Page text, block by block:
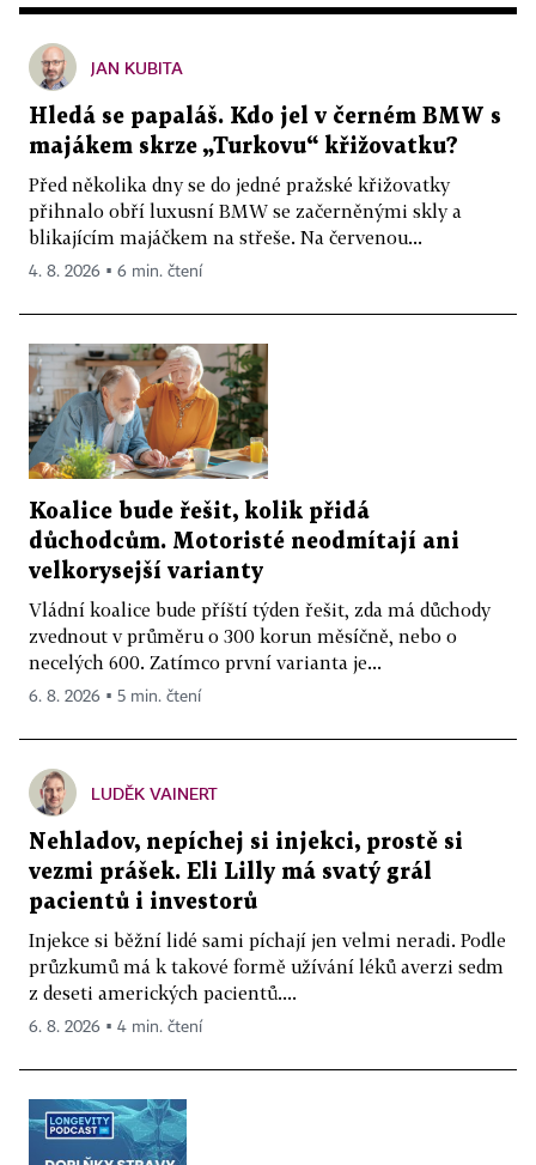
JAN KUBITA
Hledá se papaláš. Kdo jel v černém BMW s
majákem skrze „Turkovu“ křižovatku?
Před několika dny se do jedné pražské křižovatky
přihnalo obří luxusní BMW se začerněnými skly a
blikajícím majáčkem na střeše. Na červenou...
4. 8. 2026 ▪ 6 min. čtení
Koalice bude řešit, kolik přidá
důchodcům. Motoristé neodmítají ani
velkorysejší varianty
Vládní koalice bude příští týden řešit, zda má důchody
zvednout v průměru o 300 korun měsíčně, nebo o
necelých 600. Zatímco první varianta je...
6. 8. 2026 ▪ 5 min. čtení
LUDĚK VAINERT
Nehladov, nepíchej si injekci, prostě si
vezmi prášek. Eli Lilly má svatý grál
pacientů i investorů
Injekce si běžní lidé sami píchají jen velmi neradi. Podle
průzkumů má k takové formě užívání léků averzi sedm
z deseti amerických pacientů....
6. 8. 2026 ▪ 4 min. čtení